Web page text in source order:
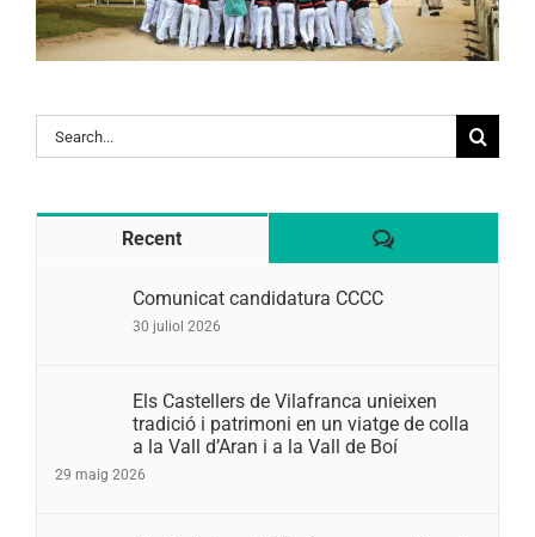
Search
for:
Recent Comentaris
Comunicat candidatura CCCC
30 juliol 2026
Els Castellers de Vilafranca unieixen
tradició i patrimoni en un viatge de colla
a la Vall d’Aran i a la Vall de Boí
29 maig 2026